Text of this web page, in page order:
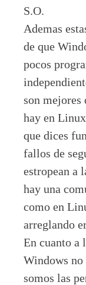
S.O.
Ademas
de que
pocos
son mejores
hay en
que dices
fallos de
estropean a
hay una
como en
arreglando
En cuanto a
Windows no
somos las